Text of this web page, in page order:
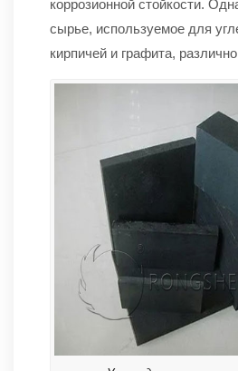
коррозионной стойкости.
сырье, используемое для
кирпичей и графита,